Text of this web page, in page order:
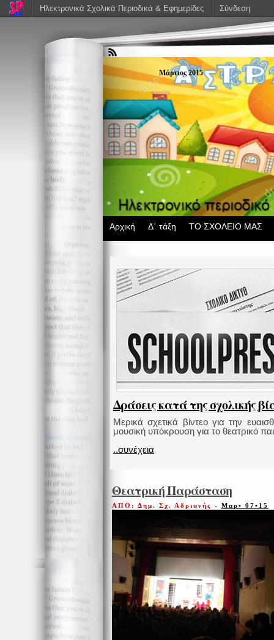
Μάρτιος 2015
Αρχική Δ΄ τάξη ΤΟ ΣΧΟΛΕΙΟ ΜΑΣ
Δράσεις κατά της σχολικής
Μερικά σχετικά βίντεο για την
μουσική υπόκρουση για το θεατρικό
..συνέχεια
Θεατρική Παράσταση
ΑΠΟ: Δημ. Σχ. Αδριανής - Μαρ• 07•15
Ηλεκτρονικά Σχολικά Περιοδικά & Εφημερίδες Σύνδεση